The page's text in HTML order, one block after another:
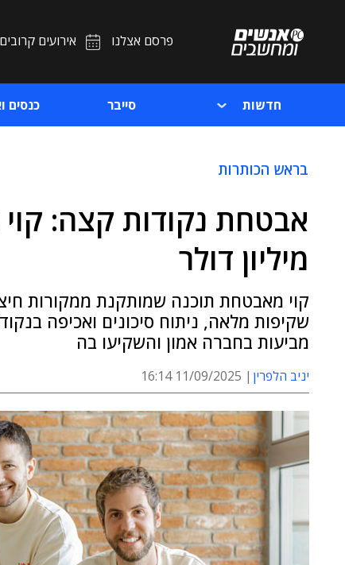
פרסם אצלנו אירועים קרובים
חדשות סייבר כנסים
בראש הכותרות
מיליון דולר
קוי מאבטחת תוכנה שמותקנת ממקורות
מביעות בחברה אמון והשקיעו בה
יניב הלפרין 11/09/2025 16:14